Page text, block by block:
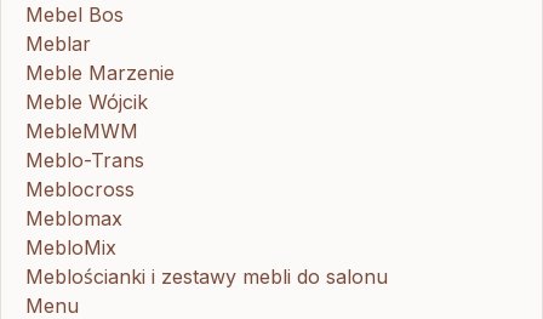
Mebel Bos
Meblar
Meble Marzenie
Meble Wójcik
MebleMWM
Meblo-Trans
Meblocross
Meblomax
MebloMix
Meblościanki i zestawy mebli do salonu
Menu